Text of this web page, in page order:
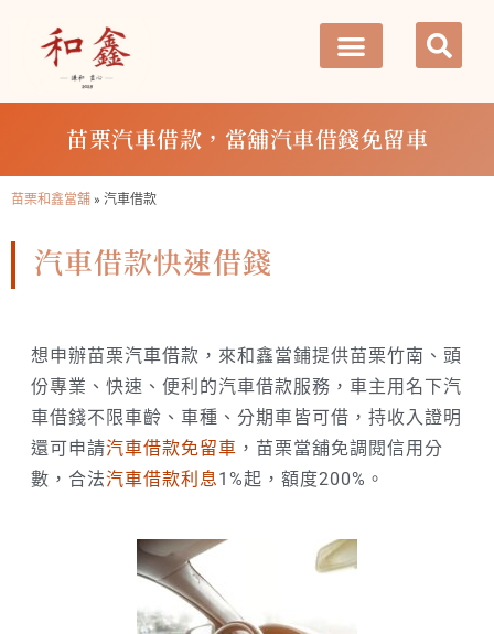
苗栗汽車借款，當舖汽車借錢免留車
苗栗和鑫當舖 » 汽車借款
汽車借款快速借錢
想申辦苗栗汽車借款，來和鑫當鋪提供苗栗竹南、頭
份專業、快速、便利的汽車借款服務，車主用名下汽
車借錢不限車齡、車種、分期車皆可借，持收入證明
還可申請汽車借款免留車 ，苗栗當舖免調閱信用分
數，合法汽車借款利息1%起，額度200%。